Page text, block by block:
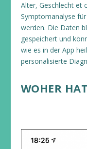
Alter, Geschlecht et
Symptomanalyse
werden. Die Daten
gespeichert und
wie es in der App
personalisierte
WOHER